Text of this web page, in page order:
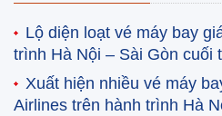
Lộ diện loạt vé máy bay
trình Hà Nội – Sài Gòn cuối
Xuất hiện nhiều vé máy
Airlines trên hành trình Hà